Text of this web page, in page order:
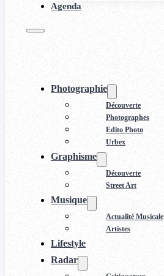
Agenda
Photographie
Découverte
Photographes
Edito Photo
Urbex
Graphisme
Découverte
Street Art
Musique
Actualité Musicale
Artistes
Lifestyle
Radar